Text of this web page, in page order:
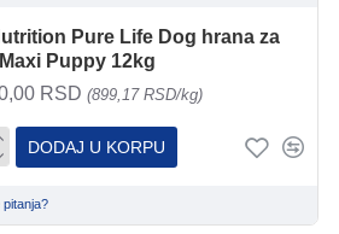
Pure Life Dog hrana za
Puppy 12kg
RSD (899,17 RSD/kg)
DODAJ U KORPU
pitanja?